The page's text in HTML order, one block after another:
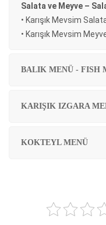
Salata ve Meyve –
• Karışık Mevsim
• Karışık Mevsim
BALIK MENÜ - FISH
KARIŞIK IZGARA
KOKTEYL MENÜ